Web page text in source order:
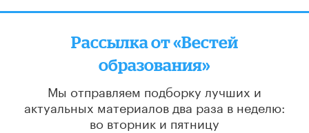
Рассылка от «Вестей
образования»
Мы отправляем подборку лучших и
актуальных материалов два раза в неделю:
во вторник и пятницу